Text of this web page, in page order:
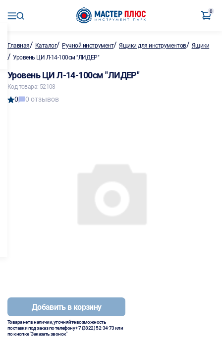
0
Главная/ Каталог/ Ручной инструмент/Ящики для инструментов/ Ящики
/ Уровень ЦИ Л-14-100см "ЛИДЕР"
Уровень ЦИ Л-14-100см "ЛИДЕР"
Код товара: 52108
0 0 отзывов
Добавить в корзину
Товара нет в наличии, уточняйте возможность
поставки под заказ по телефону+7 (3822) 52-34-73или
по кнопке "Заказать звонок"